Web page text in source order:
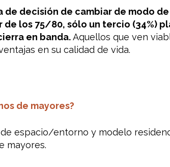
de decisión de cambiar de modo
los 75/80, sólo un tercio (34%)
en banda.Aquellos que ven
en su calidad de vida.
de mayores?
espacio/entorno y modelo
mayores.